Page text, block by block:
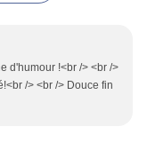
d'humour !<br /> <br />
/> <br /> Douce fin